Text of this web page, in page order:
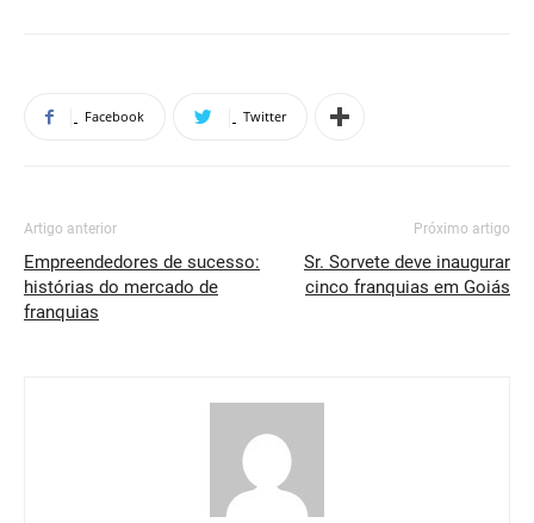
Facebook Twitter
Artigo anterior
Empreendedores de sucesso:
histórias do mercado de
franquias
Próximo artigo
Sr. Sorvete deve inaugurar
cinco franquias em Goiás